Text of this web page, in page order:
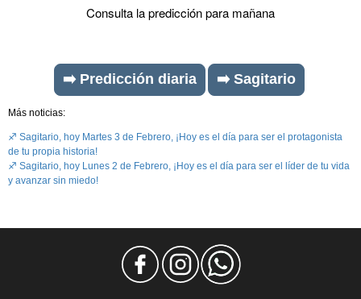
Consulta la predicción para mañana
➡️ Predicción diaria ➡️ Sagitario
Más noticias:
♐ Sagitario, hoy Martes 3 de Febrero, ¡Hoy es el día para ser el protagonista
de tu propia historia!
♐ Sagitario, hoy Lunes 2 de Febrero, ¡Hoy es el día para ser el líder de tu vida
y avanzar sin miedo!